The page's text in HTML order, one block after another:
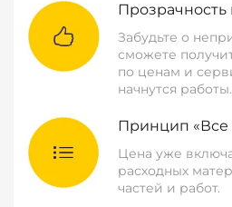
Прозрачность
Забудьте о
сможете
по ценам и
начнутся работы.
Принцип «Все
Цена уже
расходных
частей и работ.